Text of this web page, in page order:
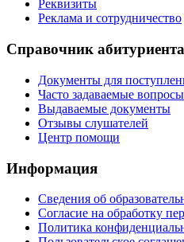
Реквизиты
Реклама и сотрудничество
Справочник абитуриента
Документы для
Часто задаваемые вопросы
Выдаваемые документы
Отзывы слушателей
Центр помощи
Информация
Сведения об
Согласие на обработку
Политика